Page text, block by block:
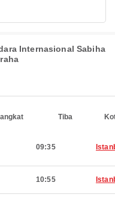
Internasional Sabiha
Tiba
09:35
10:55